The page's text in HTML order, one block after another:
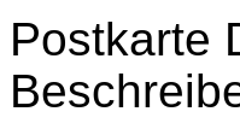
Postkarte